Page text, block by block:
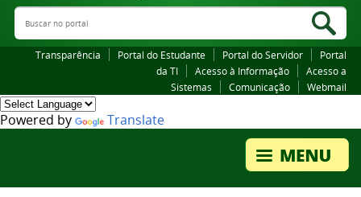
Legislação
Buscar no portal
Transparência Portal do Estudante Portal do Servidor
Portal
da TI
Acesso à Informação
Acesso a
Sistemas
Comunicação Webmail
Powered by Translate